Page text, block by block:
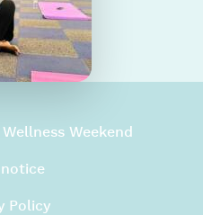
Weekend
notice
Policy